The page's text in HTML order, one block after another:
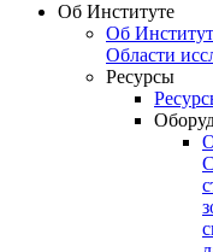
Об Институте
Об
Области
Ресурсы